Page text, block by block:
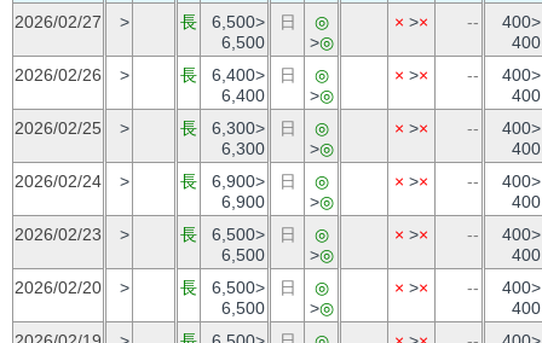
2026/02/27 > 長
6,500>
6,500
日
◎
>◎
× >× --
400>
400
2026/02/26
> 長
6,400>
6,400
日
◎
>◎
× >× --
400>
400
2026/02/25
> 長
6,300>
6,300
日
◎
>◎
× >× --
400>
400
2026/02/24
> 長
6,900>
6,900
日
◎
>◎
× >× --
400>
400
2026/02/23
> 長
6,500>
6,500
日
◎
>◎
× >× --
400>
400
2026/02/20
> 長
6,500>
6,500
日
◎
>◎
× >× --
400>
400